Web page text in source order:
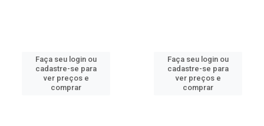
Faça seu login ou
cadastre-se para
ver preços e
comprar
Faça seu login ou
cadastre-se para
ver preços e
comprar